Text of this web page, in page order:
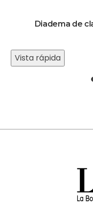
Diadema de
Vista rápida